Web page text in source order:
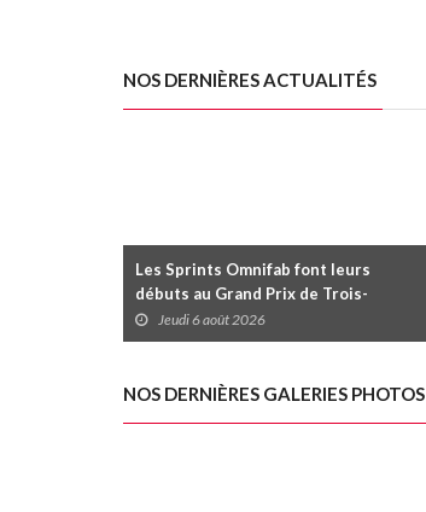
NOS DERNIÈRES ACTUALITÉS
Les Sprints Omnifab font leurs
débuts au Grand Prix de Trois-
Rivières avec un format inspiré de
Daytona
Jeudi 6 août 2026
NOS DERNIÈRES GALERIES PHOTOS